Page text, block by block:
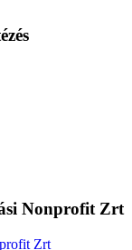
Nonprofit Zrt